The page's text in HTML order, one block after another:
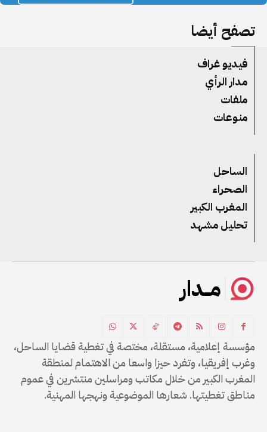
تصفح أيضا
فيديو غراف
مدار الرأي
ملفات
منوعات
الساحل
الصحراء
المغرب الكبير
تحليل مشهد
مــدار
مؤسسة إعلامية، مستقلة، مختصة في تغطية قضايا الساحل،
وغرب إفريقيا، وتفرد حيزا واسعا من الاهتمام لمنطقة
المغرب الكبير من خلال مكاتب ومراسلين منتشرين في عموم
مناطق تغطيتها. شعارها الموضوعية ونهجها المهنية.